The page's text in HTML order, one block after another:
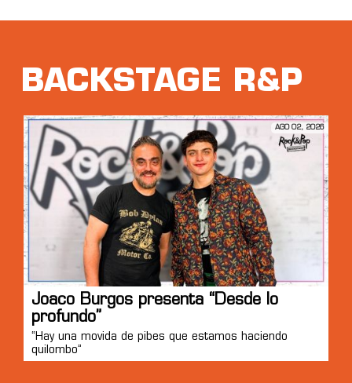
BACKSTAGE R&P
AGO 02, 2026
Joaco Burgos presenta “Desde lo
profundo”
“Hay una movida de pibes que estamos haciendo
quilombo”